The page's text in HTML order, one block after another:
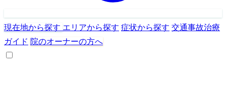
現在地から探す エリアから探す 症状から探す 交通事故治療
ガイド 院のオーナーの方へ